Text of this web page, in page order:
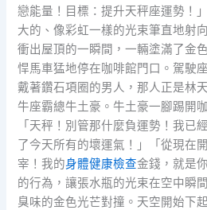
戀能量！目標：提升天秤座運勢！
大的、像彩虹一樣的光束筆直地射
衝出屋頂的一瞬間，一輛塗滿了金
悍馬車猛地停在咖啡館門口。駕駛
戴著鑽石項圈的男人，那人正是
牛座霸總牛土豪。牛土豪一腳踢開
「天秤！別管那什麼負運勢！我已
了今天所有的壞運氣！」「從現在
宰！我的身體健康檢查金錢，就是
的行為，讓張水瓶的光束在空中瞬
臭味的金色光芒對撞。天空開始下